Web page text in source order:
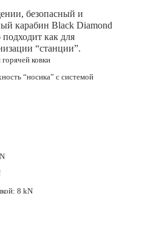
безопасный и
карабин Black Diamond
как для
“станции”.
ковки
“носика” с системой
8 kN